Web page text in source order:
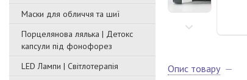
Маски для обличчя та шиї
Порцелянова лялька | Детокс
капсули під фонофорез
LED Лампи | Світлотерапія
Опис товару